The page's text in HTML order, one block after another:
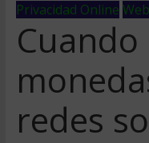
Privacidad Online
Cuando
redes